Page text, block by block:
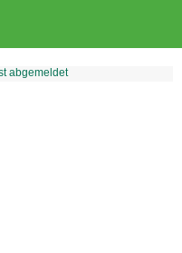
abgemeldet